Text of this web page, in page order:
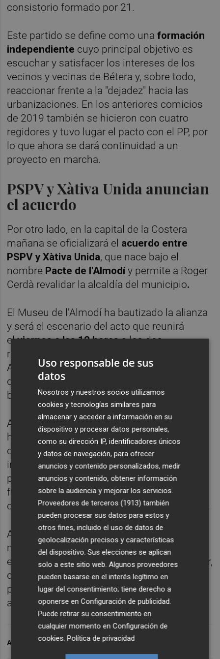
consistorio formado por 21.
Este partido se define como unaformación
independiente cuyo principal objetivo es
escuchar y satisfacer los intereses de los
vecinos y vecinas de Bétera y, sobre todo,
reaccionar frente a la "dejadez" hacia las
urbanizaciones. En los anteriores comicios
de 2019 también se hicieron con cuatro
regidores y tuvo lugar el pacto con el PP, por
lo que ahora se dará continuidad a un
proyecto en marcha.
PSPV y Xàtiva Unida anuncian
el acuerdo
Por otro lado, en la capital de la Costera
mañana se oficializará el acuerdo entre
PSPV y Xàtiva Unida, que nace bajo el
nombre Pacte de l'Almodíy permite a Roger
Cerdà revalidar la alcaldía del municipio.
El Museu de l'Almodí ha bautizado la alianza
y será el escenario del acto que reunirá
elviernes a las 12 horasa los dos
representantes —Roger Cerdà, PSPV— y
Amor Amorós —Xàtiva Unida— para firmar el
documento mediante el que se asientan las
bases para la próxima legislatura.
Así, ambas formaciones se han esperado
hasta prácticamente el día anterior al pleno
de investidura para hacer pública su
intención de establecer, de nuevo, un
proyecto común. En 2015 ya sumaron
fuerzas para desbancar al Partido Popular,
que llevaba 16 años al frente del consistorio.
Aunque el Partido Socialista fue la opción
más votada en los recientes comicios,
empató en concejales con el Partido Popular,
que también obtuvo ocho. Así, el acuerdo
permite sumar un total de 12 concejales y
alcanzar lamayoría absoluta.
ARCHIVADO EN BÉTERA XÀTIVA
Uso responsable de sus
datos
Nosotros y nuestros socios utilizamos
cookies y tecnologías similares para
almacenar y acceder a información en su
dispositivo y procesar datos personales,
como su dirección IP, identificadores únicos
y datos de navegación, para ofrecer
anuncios y contenido personalizados, medir
anuncios y contenido, obtener información
sobre la audiencia y mejorar los servicios.
Proveedores de terceros (1913) también
pueden procesar sus datos para estos y
otros fines, incluido el uso de datos de
geolocalización precisos y características
del dispositivo. Sus elecciones se aplican
solo a este sitio web. Algunos proveedores
pueden basarse en el interés legítimo en
lugar del consentimiento; tiene derecho a
oponerse enConfiguración de publicidad.
Puede retirar su consentimiento en
cualquier momento enConfiguración de
cookies.Política de privacidad